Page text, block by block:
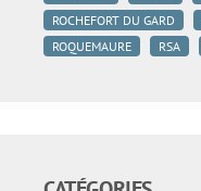
ROCHEFORT DU GARD
ROQUEMAURE
RSA